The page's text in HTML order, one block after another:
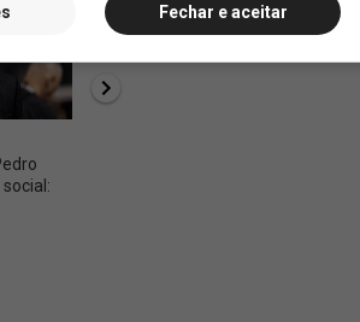
Fechar e aceitar